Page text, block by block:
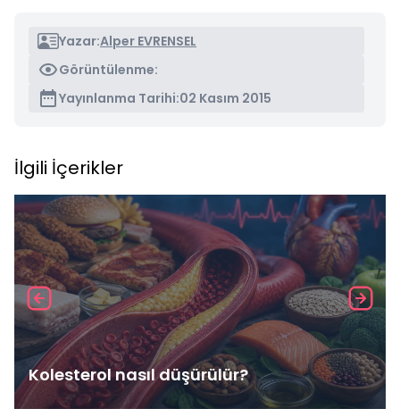
Yazar:Alper EVRENSEL
Görüntülenme:
Yayınlanma Tarihi:02 Kasım 2015
İlgili İçerikler
Kolesterol nasıl düşürülür?